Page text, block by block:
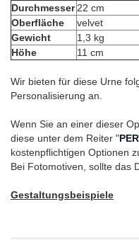
Durchmesser22 cm
Oberfläche
velvet
Gewicht
1,3 kg
Höhe
11 cm
Wir bieten für diese Urne
Personalisierung an.
Wenn Sie an einer dieser
diese unter dem Reiter "
kostenpflichtigen Optionen
Bei Fotomotiven, sollte das
Gestaltungsbeispiele